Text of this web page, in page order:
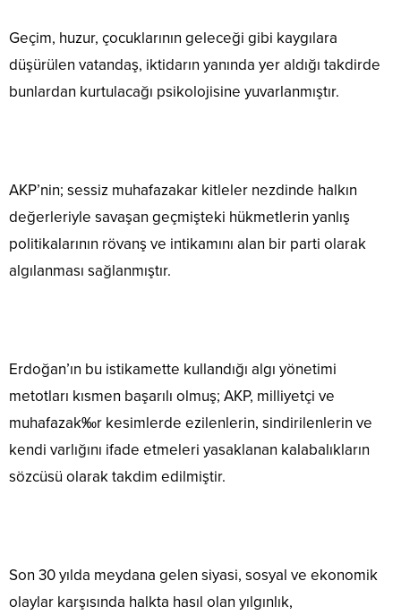
Geçim, huzur, çocuklarının geleceği gibi kaygılara
düşürülen vatandaş, iktidarın yanında yer aldığı takdirde
bunlardan kurtulacağı psikolojisine yuvarlanmıştır.
AKP’nin; sessiz muhafazakar kitleler nezdinde halkın
değerleriyle savaşan geçmişteki hükmetlerin yanlış
politikalarının rövanş ve intikamını alan bir parti olarak
algılanması sağlanmıştır.
Erdoğan’ın bu istikamette kullandığı algı yönetimi
metotları kısmen başarılı olmuş; AKP, milliyetçi ve
muhafazak‰r kesimlerde ezilenlerin, sindirilenlerin ve
kendi varlığını ifade etmeleri yasaklanan kalabalıkların
sözcüsü olarak takdim edilmiştir.
Son 30 yılda meydana gelen siyasi, sosyal ve ekonomik
olaylar karşısında halkta hasıl olan yılgınlık,